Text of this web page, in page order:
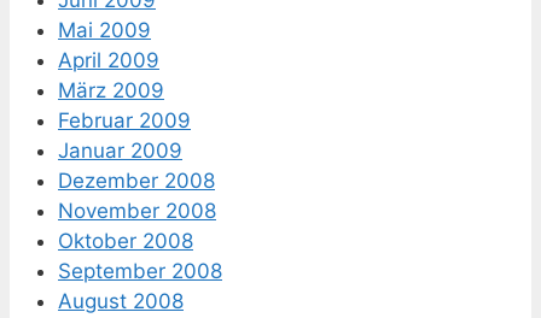
Mai 2009
April 2009
März 2009
Februar 2009
Januar 2009
Dezember 2008
November 2008
Oktober 2008
September 2008
August 2008